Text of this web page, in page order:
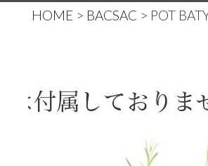
HOME BACSAC POT